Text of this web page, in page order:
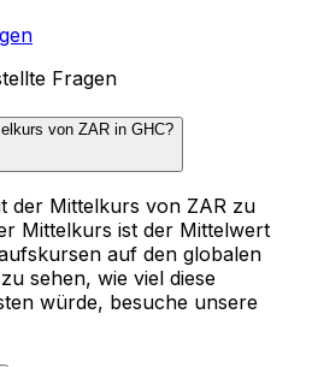
Fragen
von ZAR in GHC?
der Mittelkurs von ZAR zu
Mittelkurs ist der Mittelwert
auf den globalen
sehen, wie viel diese
würde, besuche unsere